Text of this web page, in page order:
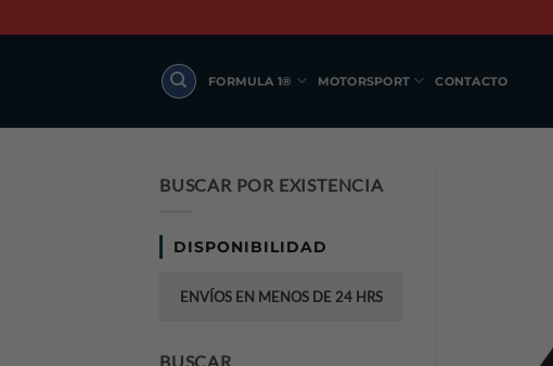
to
FORMULA 1® MOTORSPORT CONTACTO
BUSCAR POR EXISTENCIA
DISPONIBILIDAD
ENVÍOS EN MENOS DE 24 HRS
BUSCAR